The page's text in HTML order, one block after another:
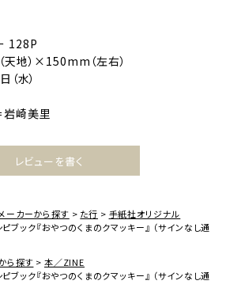
128P
地）×150mm（左右）
水）
岩崎美里
レビューを書く
ーカーから探す た行
手紙社オリジナル
ブック『おやつのくまのクマッキー』 （サインなし通
ら探す
本／ZINE
ブック『おやつのくまのクマッキー』 （サインなし通